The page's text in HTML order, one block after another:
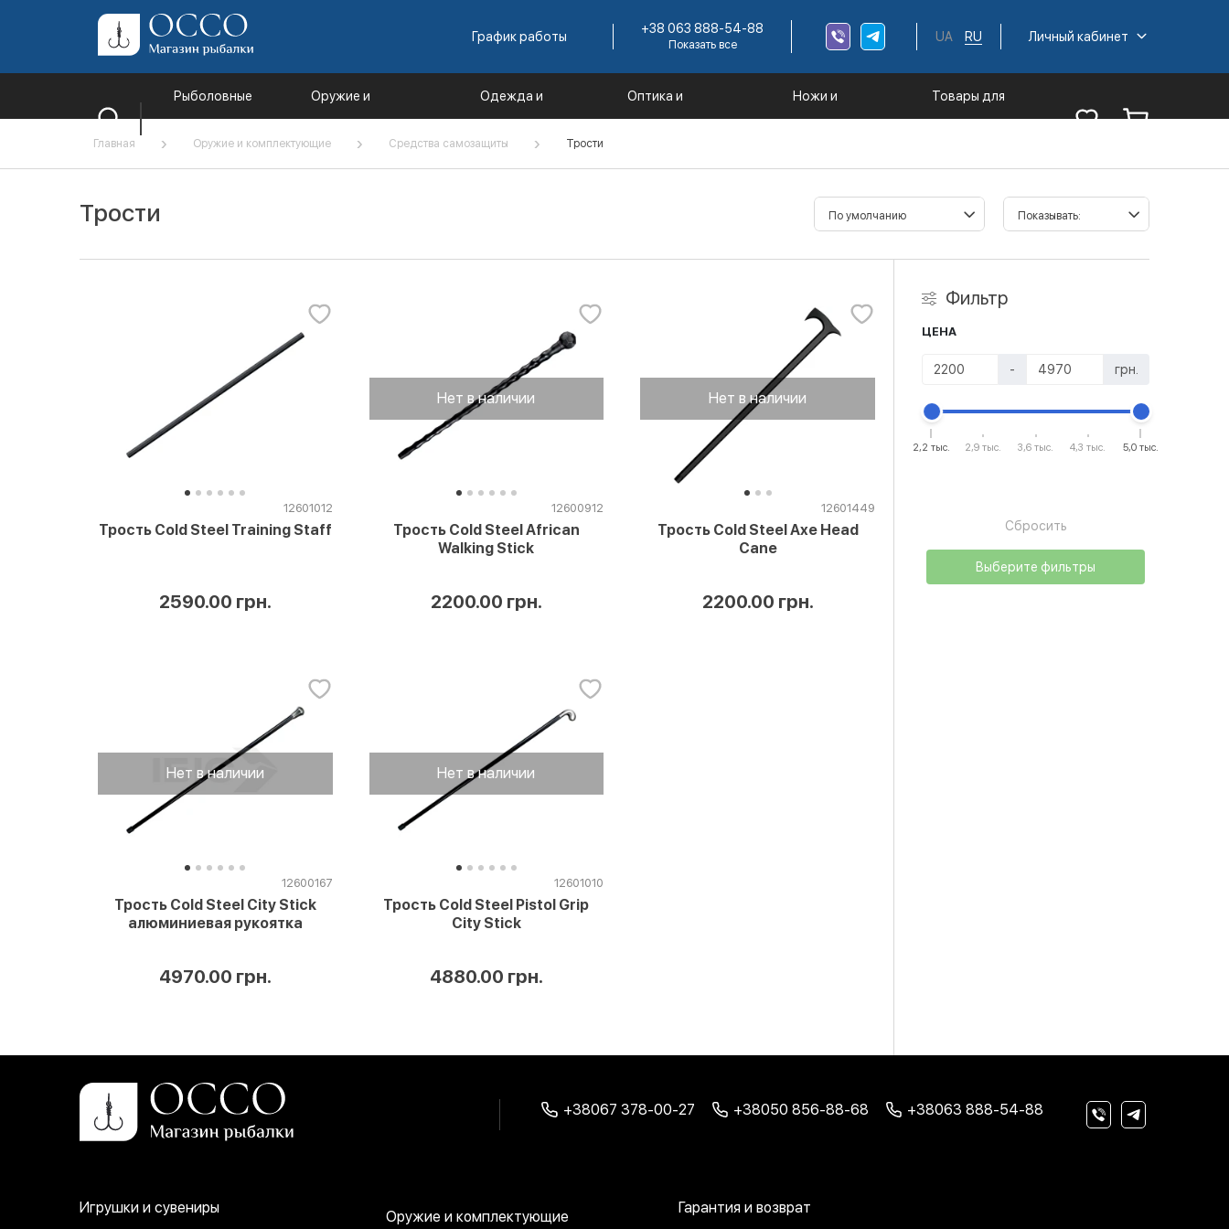
График работы
+38 063 888-54-88
Показать все
UA RU Личный кабинет
Рыболовные
товары
Оружие и
комплектующие
Одежда и
экипировка
Оптика и Ножи и Товары для
Главная Оружие и комплектующие Средства самозащиты Трости
Трости
Фильтр
ЦЕНА
- грн.
2,2 тыс. 2,9 тыс. 3,6 тыс. 4,3 тыс. 5,0 тыс.
Сбросить
Выберите фильтры
12601012
Трость Cold Steel Training Staff
2590.00 грн.
Нет в наличии
12600912
Трость Cold Steel African
Walking Stick
2200.00 грн.
Нет в наличии
12601449
Трость Cold Steel Axe Head
Cane
2200.00 грн.
Нет в наличии
12600167
Трость Cold Steel City Stick
алюминиевая рукоятка
4970.00 грн.
Нет в наличии
12601010
Трость Cold Steel Pistol Grip
City Stick
4880.00 грн.
+38067 378-00-27 +38050 856-88-68 +38063 888-54-88
Игрушки и сувениры
Оружие и комплектующие
Гарантия и возврат